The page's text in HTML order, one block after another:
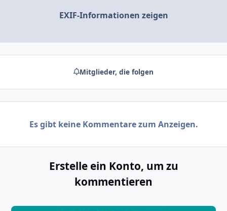
EXIF-Informationen zeigen
Mitglieder, die folgen
Es gibt keine Kommentare zum Anzeigen.
Erstelle ein Konto, um zu
kommentieren